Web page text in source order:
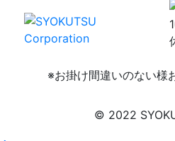
※お掛け間違いのない様
© 2022